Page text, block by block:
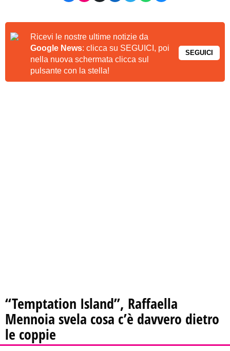
Ricevi le nostre ultime notizie da
Google News: clicca su SEGUICI, poi
nella nuova schermata clicca sul
pulsante con la stella!
SEGUICI
“Temptation Island”, Raffaella
Mennoia svela cosa c’è davvero dietro
le coppie